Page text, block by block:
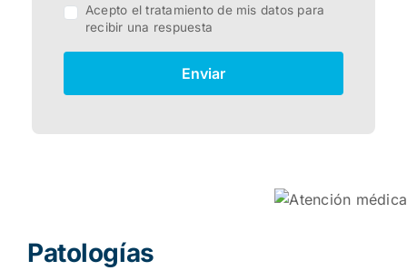
Acepto el tratamiento de mis datos para
recibir una respuesta
Enviar
Patologías